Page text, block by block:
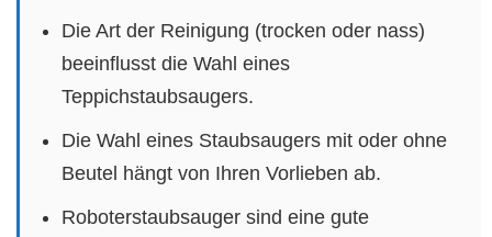
Die Art der Reinigung (trocken oder nass)
beeinflusst die Wahl eines
Teppichstaubsaugers.
Die Wahl eines Staubsaugers mit oder ohne
Beutel hängt von Ihren Vorlieben ab.
Roboterstaubsauger sind eine gute